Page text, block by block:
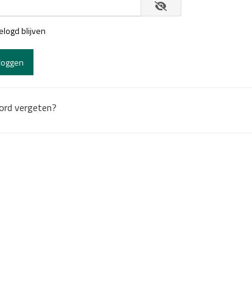
blijven
vergeten?